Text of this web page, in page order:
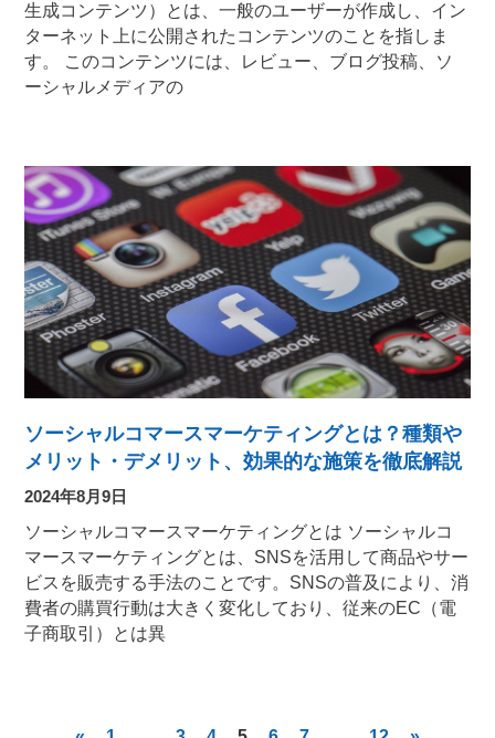
生成コンテンツ）とは、一般のユーザーが作成し、イン
ターネット上に公開されたコンテンツのことを指しま
す。 このコンテンツには、レビュー、ブログ投稿、ソ
ーシャルメディアの
ソーシャルコマースマーケティングとは？種類や
メリット・デメリット、効果的な施策を徹底解説
2024年8月9日
ソーシャルコマースマーケティングとは ソーシャルコ
マースマーケティングとは、SNSを活用して商品やサー
ビスを販売する手法のことです。SNSの普及により、消
費者の購買行動は大きく変化しており、従来のEC（電
子商取引）とは異